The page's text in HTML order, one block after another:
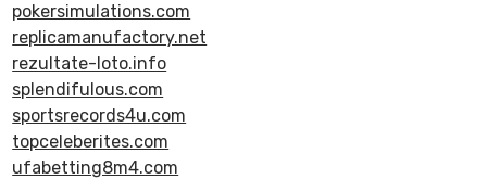
pokersimulations.com
replicamanufactory.net
rezultate-loto.info
splendifulous.com
sportsrecords4u.com
topceleberites.com
ufabetting8m4.com